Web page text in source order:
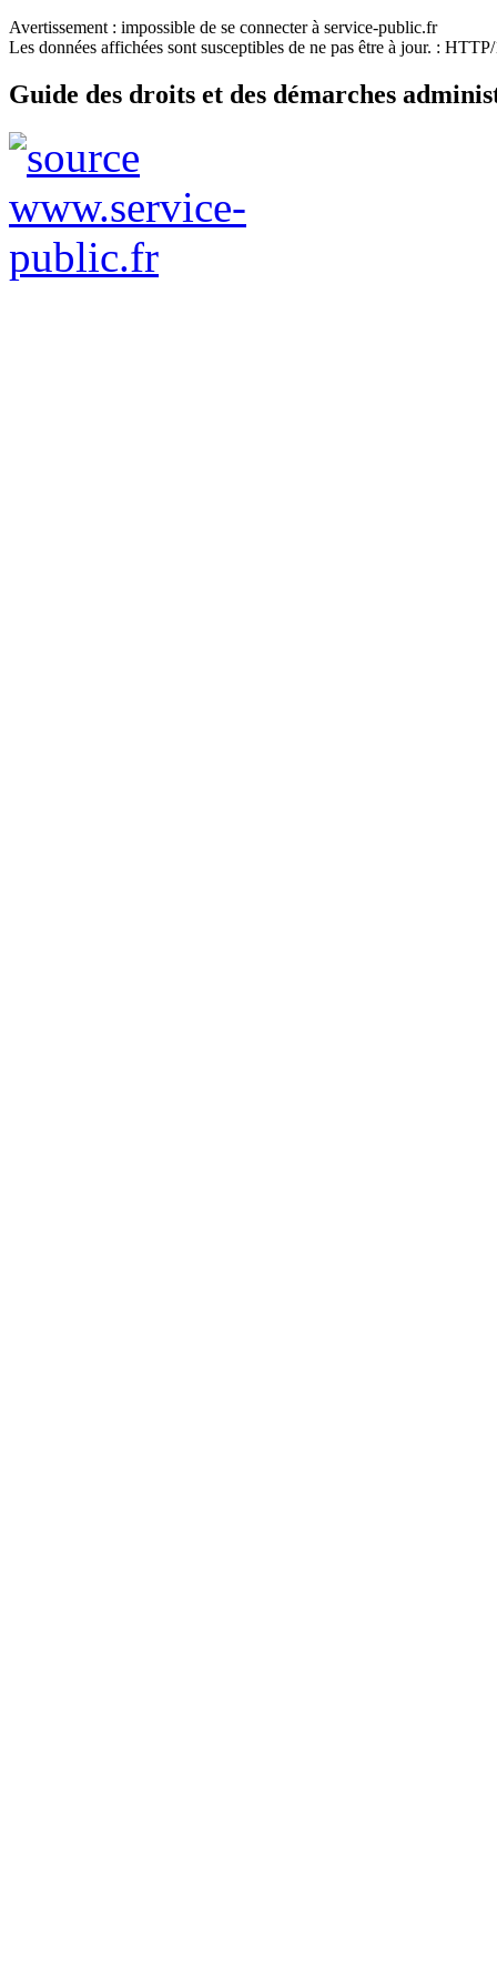
Avertissement : impossible de se connecter à service-public.fr
Les données affichées sont susceptibles de ne pas être à jour. :
Guide des droits et des démarches